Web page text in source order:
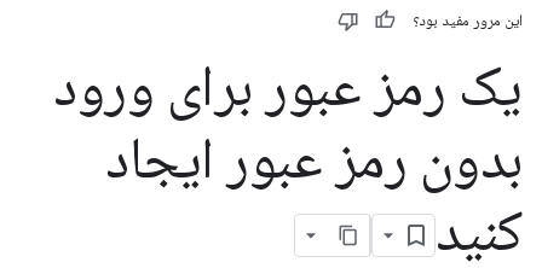
این مرور مفید بود؟
یک رمز عبور برای ورود
بدون رمز عبور ایجاد
کنید